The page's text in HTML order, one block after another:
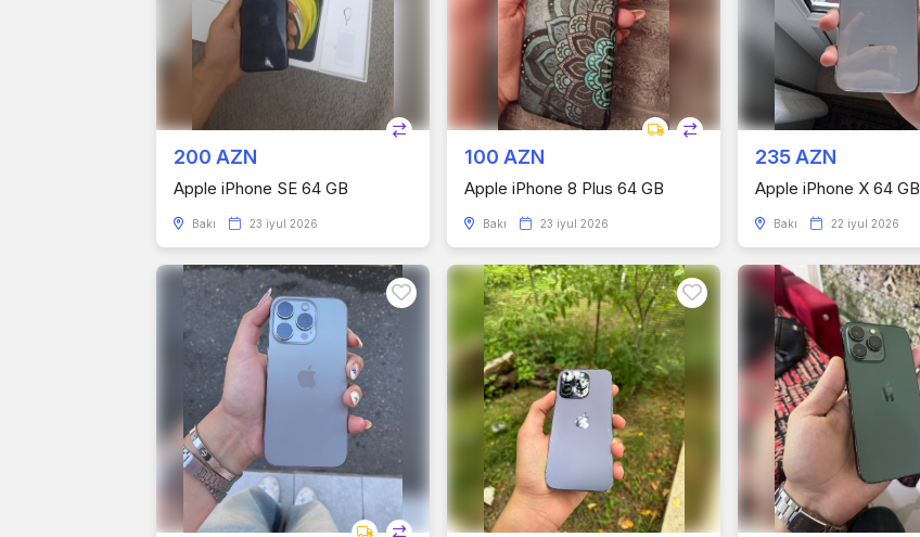
200 AZN
Apple iPhone SE 64 GB
Bakı 23 iyul 2026
100 AZN
Apple iPhone 8 Plus 64 GB
Bakı 23 iyul 2026
235 AZN
Apple iPhone X 64 GB
Bakı 22 iyul 2026